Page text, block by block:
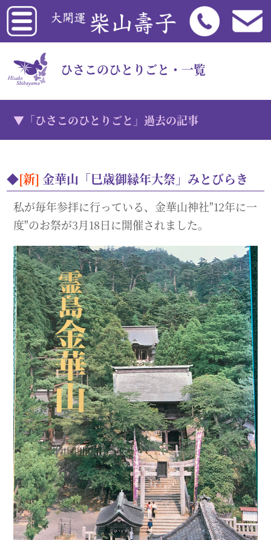
ひさこのひとりごと・一覧
「ひさこのひとりごと」過去の記事
[新]金華山「巳歳御縁年大祭」みとびらき
私が毎年参拝に行っている、金華山神社"12年に一
度"のお祭が3月18日に開催されました。